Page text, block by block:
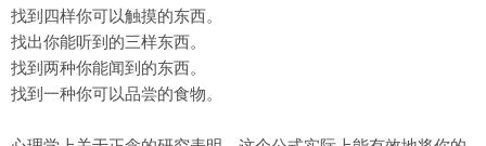
找到四样你可以触摸的东西。
找出你能听到的三样东西。
找到两种你能闻到的东西。
找到一种你可以品尝的食物。